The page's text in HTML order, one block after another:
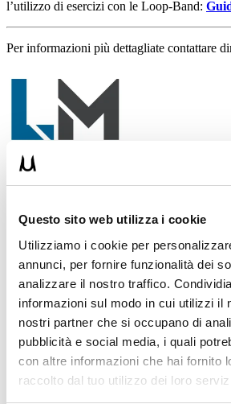
Questo sito web utilizza i cookie
Utilizziamo i cookie per
annunci, per fornire funzionalità dei
analizzare il nostro traffico.
informazioni sul modo in cui utilizzi il
nostri partner che si occupano di
pubblicità e social media, i quali
con altre informazioni che hai fornito
raccolto dal tuo utilizzo dei loro
l’utilizzo di esercizi con le Loop-Band:
Per informazioni più dettagliate contattare
CONTATTI
Sito web https://bit.ly/
Instagram:
www.instagram.com/
PaginaFacebook:
id=100091688058084